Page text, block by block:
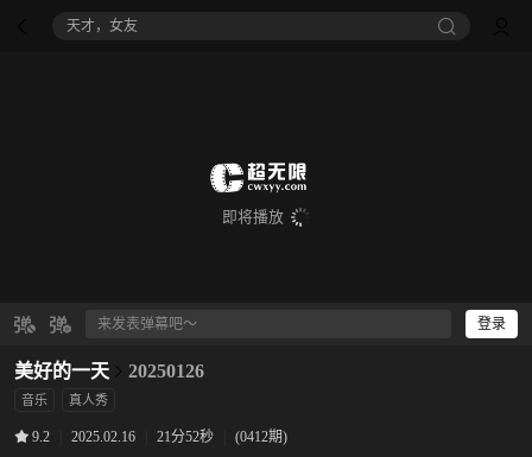
天才，女友
即将播放
登录
美好的一天 20250126
音乐 真人秀
9.2 2025.02.16 21分52秒 (0412期)